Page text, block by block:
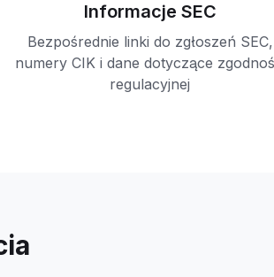
Informacje SEC
Bezpośrednie linki do zgłoszeń SEC,
numery CIK i dane dotyczące
regulacyjnej